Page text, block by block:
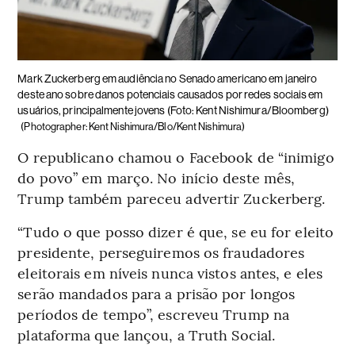
Mark Zuckerberg em audiência no Senado americano em janeiro
deste ano sobre danos potenciais causados por redes sociais em
usuários, principalmente jovens (Foto: Kent Nishimura/Bloomberg)
(Photographer: Kent Nishimura/Blo/Kent Nishimura)
O republicano chamou o Facebook de “inimigo
do povo” em março. No início deste mês,
Trump também pareceu advertir Zuckerberg.
“Tudo o que posso dizer é que, se eu for eleito
presidente, perseguiremos os fraudadores
eleitorais em níveis nunca vistos antes, e eles
serão mandados para a prisão por longos
períodos de tempo”, escreveu Trump na
plataforma que lançou, a Truth Social.